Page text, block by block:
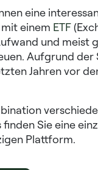
eine
einem ETF
und meist
Aufgrund der
Jahren vor
Sie eine
Plattform.